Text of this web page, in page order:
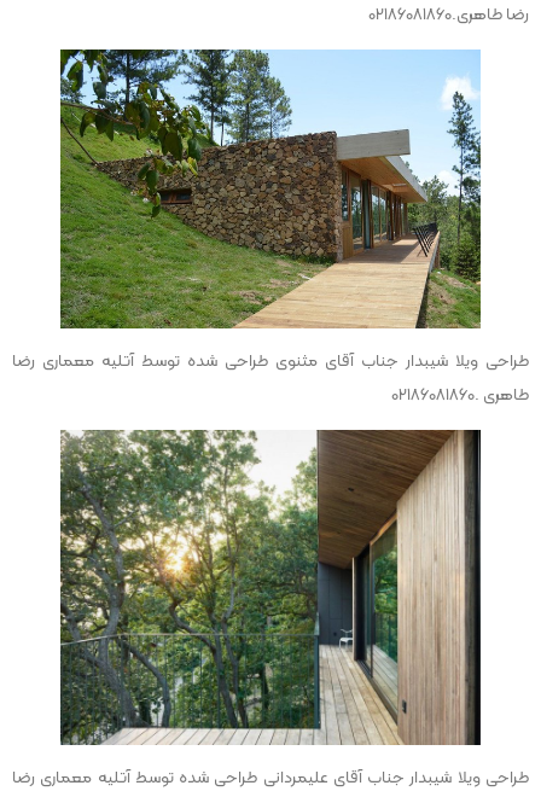
رضا طاهری.02186081860
طراحی ویلا شیبدار جناب آقای مثنوی طراحی شده توسط آتلیه معماری رضا
طاهری .02186081860
طراحی ویلا شیبدار جناب آقای علیمردانی طراحی شده توسط آتلیه معماری رضا